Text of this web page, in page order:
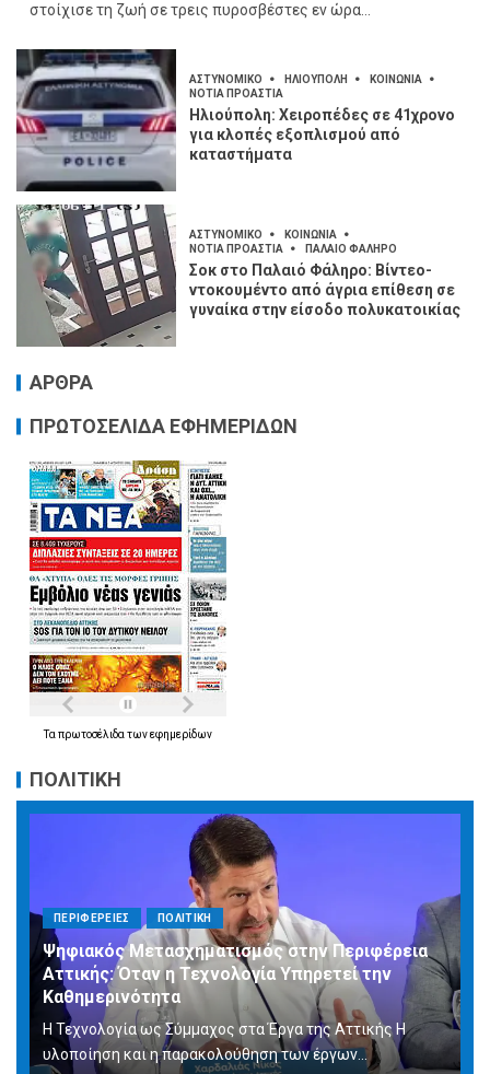
στοίχισε τη ζωή σε τρεις πυροσβέστες εν ώρα...
ΑΣΤΥΝΟΜΙΚΟ ΗΛΙΟΥΠΟΛΗ
ΚΟΙΝΩΝΙΑ
ΝΟΤΙΑ ΠΡΟΑΣΤΙΑ
Ηλιούπολη: Χειροπέδες σε 41χρονο
για κλοπές εξοπλισμού από
καταστήματα
ΑΣΤΥΝΟΜΙΚΟ
ΚΟΙΝΩΝΙΑ
ΝΟΤΙΑ ΠΡΟΑΣΤΙΑ
ΠΑΛΑΙΟ ΦΑΛΗΡΟ
Σοκ στο Παλαιό Φάληρο: Βίντεο-
ντοκουμέντο από άγρια επίθεση σε
γυναίκα στην είσοδο πολυκατοικίας
ΑΡΘΡΑ
ΠΡΩΤΟΣΕΛΙΔΑ ΕΦΗΜΕΡΙΔΩΝ
Ταπρωτοσέλιδατωνεφημερίδων
ΠΟΛΙΤΙΚΗ
ΠΕΡΙΦΕΡΕΙΕΣ ΠΟΛΙΤΙΚΗ
Ψηφιακός Μετασχηματισμός στην Περιφέρεια
Αττικής: Όταν η Τεχνολογία Υπηρετεί την
Καθημερινότητα
Η Τεχνολογία ως Σύμμαχος στα Έργα της Αττικής Η
υλοποίηση και η παρακολούθηση των έργων...